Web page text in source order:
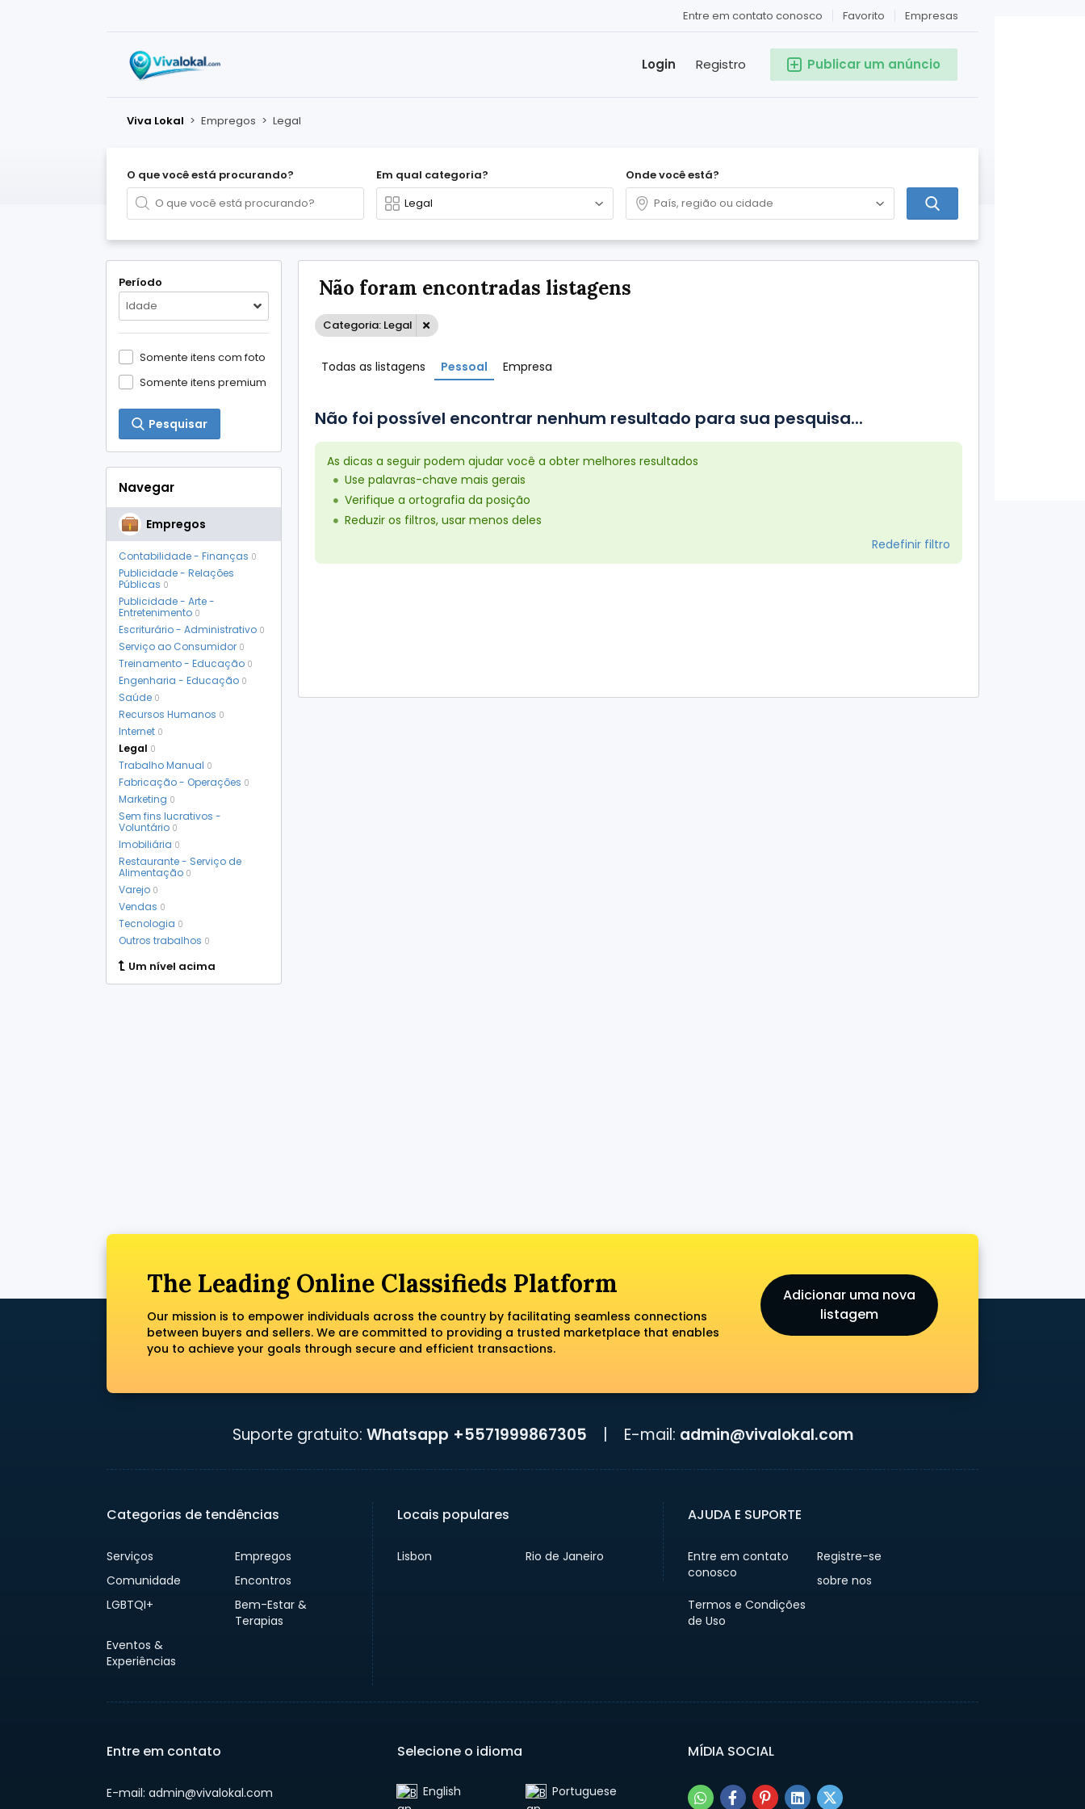
Empresas
Favorito
Entre em contato conosco
Publicar um anúncio
Registro
Login
Viva Lokal > Empregos > Legal
O que você está procurando? Em qual categoria? Onde você está?
Período
Idade
Somente itens com foto
Somente itens premium
Pesquisar
Navegar
Empregos
Contabilidade - Finanças 0
Publicidade - Relações
Públicas 0
Publicidade - Arte -
Entretenimento 0
Escriturário - Administrativo 0
Serviço ao Consumidor 0
Treinamento - Educação 0
Engenharia - Educação 0
Saúde 0
Recursos Humanos 0
Internet 0
Legal 0
Trabalho Manual 0
Fabricação - Operações 0
Marketing 0
Sem fins lucrativos -
Voluntário 0
Imobiliária 0
Restaurante - Serviço de
Alimentação 0
Varejo 0
Vendas 0
Tecnologia 0
Outros trabalhos 0
Um nível acima
Não foram encontradas listagens
Categoria: Legal
Todas as listagens Pessoal Empresa
Não foi possível encontrar nenhum resultado para sua pesquisa...
As dicas a seguir podem ajudar você a obter melhores resultados
Use palavras-chave mais gerais
Verifique a ortografia da posição
Reduzir os filtros, usar menos deles
Redefinir filtro
The Leading Online Classifieds Platform
Our mission is to empower individuals across the country by facilitating seamless connections
between buyers and sellers. We are committed to providing a trusted marketplace that enables
you to achieve your goals through secure and efficient transactions.
Adicionar uma nova
listagem
Suporte gratuito: Whatsapp +5571999867305 E-mail: admin@vivalokal.com
Categorias de tendências
Serviços
Empregos
Comunidade
Encontros
LGBTQI+
Bem-Estar &
Terapias
Eventos &
Experiências
Locais populares
Lisbon Rio de Janeiro
AJUDA E SUPORTE
Entre em contato
conosco
Registre-se
sobre nos
Termos e Condições
de Uso
Entre em contato
E-mail: admin@vivalokal.com
Selecione o idioma
English‎ Portuguese‎
MÍDIA SOCIAL